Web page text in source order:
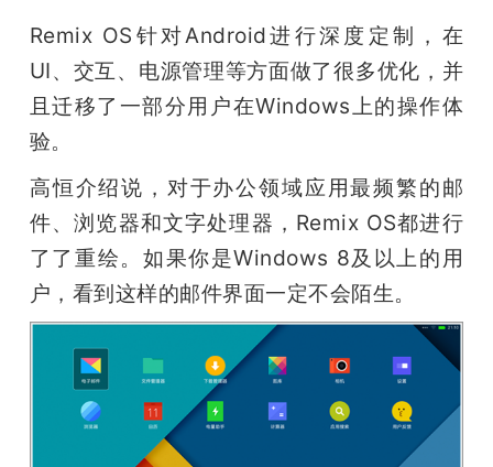
Remix OS针对Android进行深度定制，在
UI、交互、电源管理等方面做了很多优化，并
且迁移了一部分用户在Windows上的操作体
验。
高恒介绍说，对于办公领域应用最频繁的邮
件、浏览器和文字处理器，Remix OS都进行
了了重绘。如果你是Windows 8及以上的用
户，看到这样的邮件界面一定不会陌生。